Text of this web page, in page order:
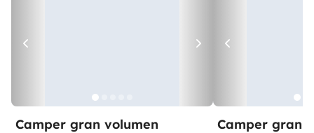
Camper gran volumen Camper gran